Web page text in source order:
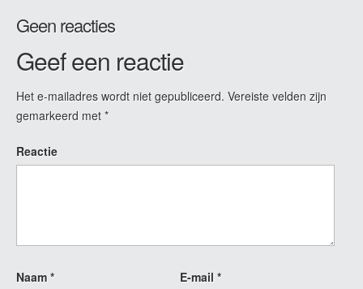
Geen reacties
Geef een reactie
Het e-mailadres wordt niet gepubliceerd. Vereiste velden zijn
gemarkeerd met *
Reactie
Naam * E-mail *